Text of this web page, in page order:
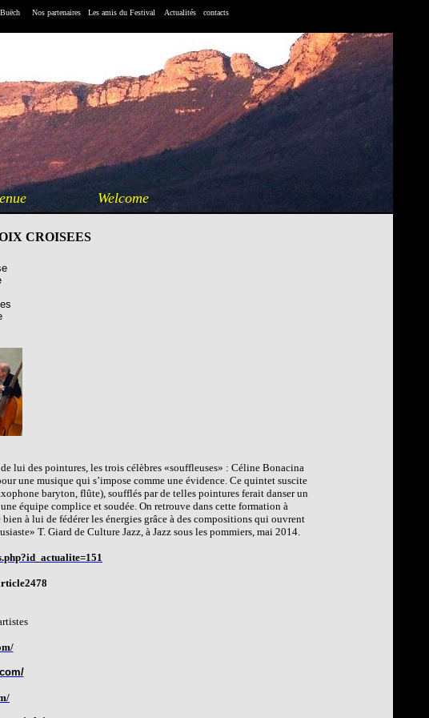
Nos partenaires Les amis du Festival Actualités contacts
Welcome
CROISEES
lui des pointures, les trois célèbres «souffleuses» : Céline Bonacina
une musique qui s’impose comme une évidence. Ce quintet suscite
baryton, flûte), soufflés par de telles pointures ferait danser un
équipe complice et soudée. On retrouve dans cette formation à
à lui de fédérer les énergies grâce à des compositions qui ouvrent
T. Giard de Culture Jazz, à Jazz sous les pommiers, mai 2014.